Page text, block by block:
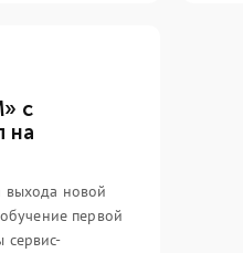
с
на
выхода новой
первой
сервис-